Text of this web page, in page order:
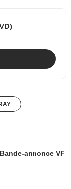
annonce VF